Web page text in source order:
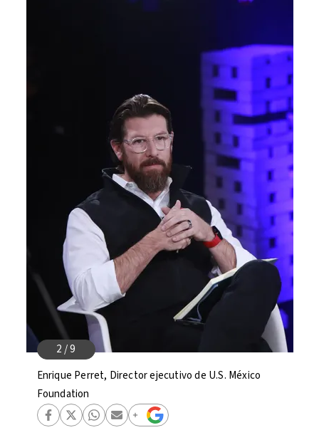
Enrique Perret, Director ejecutivo de U.S. México
Foundation